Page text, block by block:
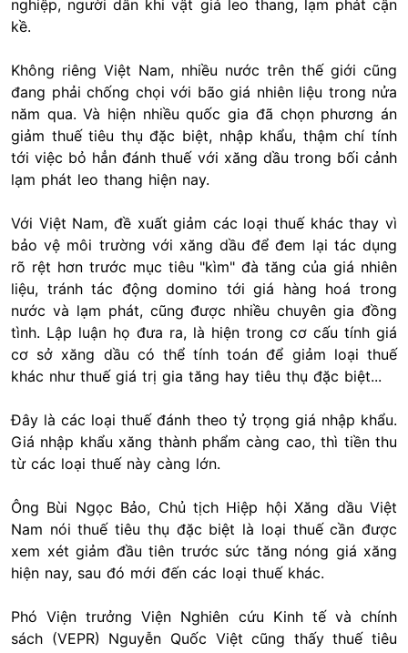
nghiệp, người dân khi vật giá leo thang, lạm phát cận
kề.
Không riêng Việt Nam, nhiều nước trên thế giới cũng
đang phải chống chọi với bão giá nhiên liệu trong nửa
năm qua. Và hiện nhiều quốc gia đã chọn phương án
giảm thuế tiêu thụ đặc biệt, nhập khẩu, thậm chí tính
tới việc bỏ hẳn đánh thuế với xăng dầu trong bối cảnh
lạm phát leo thang hiện nay.
Với Việt Nam, đề xuất giảm các loại thuế khác thay vì
bảo vệ môi trường với xăng dầu để đem lại tác dụng
rõ rệt hơn trước mục tiêu "kìm" đà tăng của giá nhiên
liệu, tránh tác động domino tới giá hàng hoá trong
nước và lạm phát, cũng được nhiều chuyên gia đồng
tình. Lập luận họ đưa ra, là hiện trong cơ cấu tính giá
cơ sở xăng dầu có thể tính toán để giảm loại thuế
khác như thuế giá trị gia tăng hay tiêu thụ đặc biệt...
Đây là các loại thuế đánh theo tỷ trọng giá nhập khẩu.
Giá nhập khẩu xăng thành phẩm càng cao, thì tiền thu
từ các loại thuế này càng lớn.
Ông Bùi Ngọc Bảo, Chủ tịch Hiệp hội Xăng dầu Việt
Nam nói thuế tiêu thụ đặc biệt là loại thuế cần được
xem xét giảm đầu tiên trước sức tăng nóng giá xăng
hiện nay, sau đó mới đến các loại thuế khác.
Phó Viện trưởng Viện Nghiên cứu Kinh tế và chính
sách (VEPR) Nguyễn Quốc Việt cũng thấy thuế tiêu